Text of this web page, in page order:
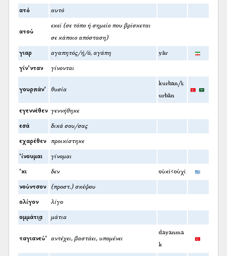
ατό αυτό
ατού
εκεί (σε τόπο ή σημείο που βρίσκεται
σε κάποιο απόσταση)
γιαρ αγαπητός/ή/ό, αγάπη yâr
γίν’νταν γίνονται
γουρπάν’ θυσία
kurban/ḳ
urbān
εγεννέθεν γεννήθηκε
εσά δικά σου/σας
εχαρέθεν προικίστηκε
’ίνουμαι γίνομαι
’κι δεν οὐκί<οὐχί
νούντσον (προστ.) σκέψου
ολίγον λίγο
ομμάτι͜α μάτια
ταγιανεύ’ αντέχει, βαστάει, υπομένει
dayanma
k